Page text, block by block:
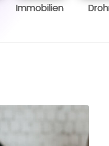
Immobilien